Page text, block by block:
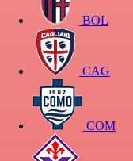
BOL
CAG
COM